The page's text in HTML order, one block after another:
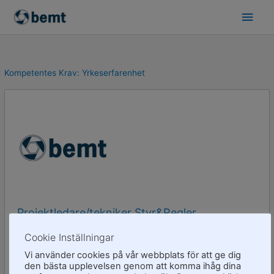
Main
Kompetentes Krav:Yrkeserfarenhet
Projektledare/tekniker Styr&Regler
Styr & regler
Goda kunskaper kring el-styrsystem Programering
Cookie Inställningar
Vi använder cookies på vår webbplats för att ge dig
den bästa upplevelsen genom att komma ihåg dina